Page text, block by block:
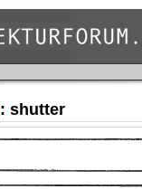
: shutter